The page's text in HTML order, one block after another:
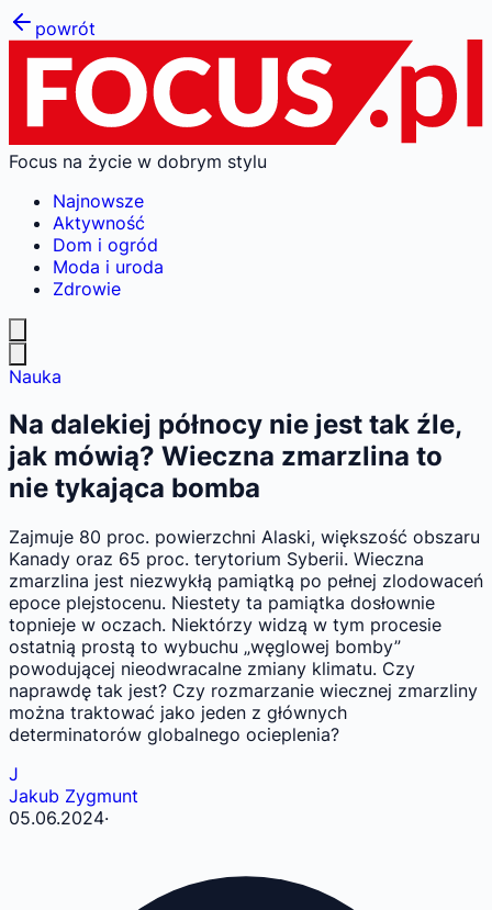
powrót
Focus na życie w dobrym stylu
Najnowsze
Aktywność
Dom i ogród
Moda i uroda
Zdrowie
Nauka
Na dalekiej północy nie jest tak źle,
jak mówią? Wieczna zmarzlina to
nie tykająca bomba
Zajmuje 80 proc. powierzchni Alaski, większość obszaru
Kanady oraz 65 proc. terytorium Syberii. Wieczna
zmarzlina jest niezwykłą pamiątką po pełnej zlodowaceń
epoce plejstocenu. Niestety ta pamiątka dosłownie
topnieje w oczach. Niektórzy widzą w tym procesie
ostatnią prostą to wybuchu „węglowej bomby”
powodującej nieodwracalne zmiany klimatu. Czy
naprawdę tak jest? Czy rozmarzanie wiecznej zmarzliny
można traktować jako jeden z głównych
determinatorów globalnego ocieplenia?
J
Jakub Zygmunt
05.06.2024·